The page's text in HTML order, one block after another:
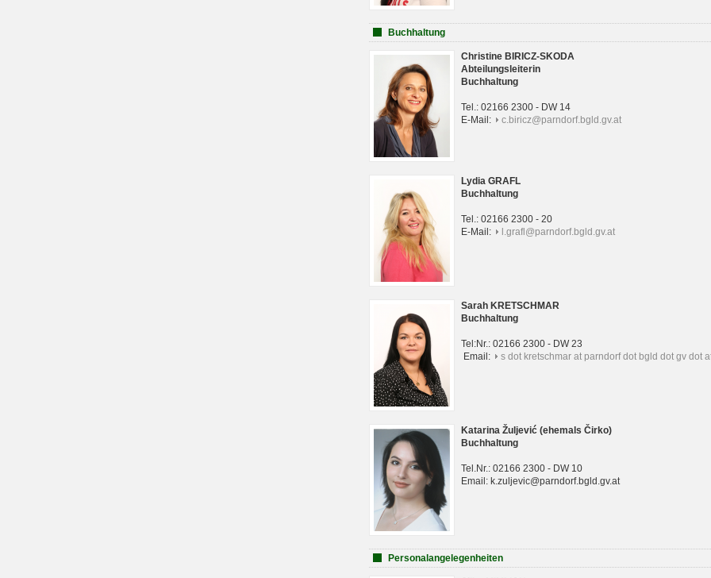
Buchhaltung
Christine BIRICZ-SKODA
Abteilungsleiterin
Buchhaltung
Tel.: 02166 2300 - DW 14
E-Mail:
c.biricz@parndorf.bgld.gv.at
Lydia GRAFL
Buchhaltung
Tel.: 02166 2300 - 20
E-Mail:
l.grafl@parndorf.bgld.gv.at
Sarah KRETSCHMAR
Buchhaltung
Tel:Nr.: 02166 2300 - DW 23
Email:
s dot kretschmar at parndorf dot bgld dot gv dot
Katarina Žuljević (ehemals Čirko)
Buchhaltung
Tel.Nr.: 02166 2300 - DW 10
Email: k.zuljevic@parndorf.bgld.gv.at
Personalangelegenheiten